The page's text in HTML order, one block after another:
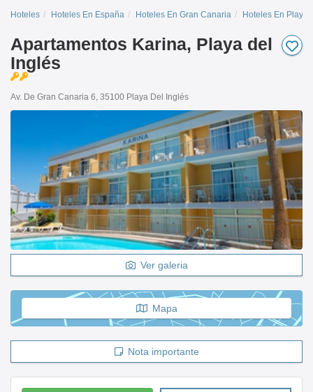
Hoteles Hoteles En España Hoteles En Gran Canaria Hoteles En Playa
Apartamentos Karina, Playa del
Inglés
Av. De Gran Canaria 6, 35100 Playa Del Inglés
Ver galeria
Mapa
Nota importante